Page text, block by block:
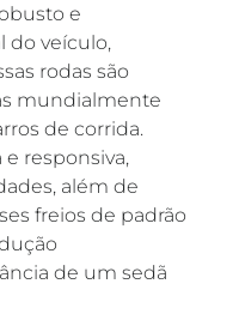
e
do veículo,
rodas são
mundialmente
de corrida.
responsiva,
além de
freios de padrão
de um sedã